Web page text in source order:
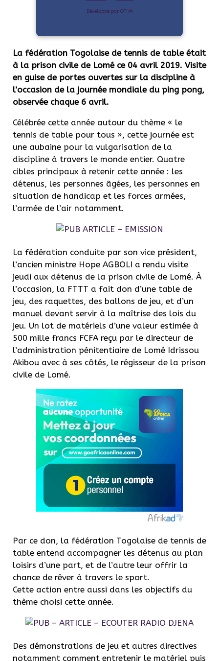
Développé par OTIYA
La fédération Togolaise de tennis de table était
à la prison civile de Lomé ce 04 avril 2019. Visite
en guise de portes ouvertes sur la discipline à
l’occasion de la journée mondiale du ping pong,
observée chaque 6 avril.
Célébrée cette année autour du thème « le
tennis de table pour tous », cette journée est
une aubaine pour la vulgarisation de la
discipline à travers le monde entier. Quatre
cibles principaux à retenir cette année : les
détenus, les personnes âgées, les personnes en
situation de handicap et les forces armées,
l’armée de l’air notamment.
La fédération conduite par son vice président,
l’ancien ministre Hope AGBOLI a rendu visite
jeudi aux détenus de la prison civile de Lomé. À
l’occasion, la FTTT a fait don d’une table de
jeu, des raquettes, des ballons de jeu, et d’un
manuel devant servir à la maîtrise des lois du
jeu. Un lot de matériels d’une valeur estimée à
500 mille francs FCFA reçu par le directeur de
l’administration pénitentiaire de Lomé Idrissou
Akibou avec à ses côtés, le régisseur de la prison
civile de Lomé.
Par ce don, la fédération Togolaise de tennis de
table entend accompagner les détenus au plan
loisirs d’une part, et de l’autre leur offrir la
chance de rêver à travers le sport.
Cette action entre aussi dans les objectifs du
thème choisi cette année.
Des démonstrations de jeu et autres directives
notamment comment entretenir le matériel puis